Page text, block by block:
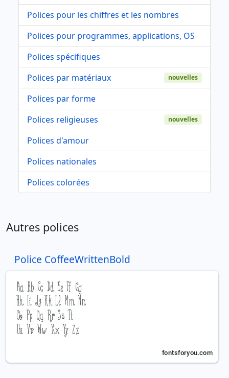
Polices pour les chiffres et les nombres
Polices pour programmes, applications, OS
Polices spécifiques
Polices par matériaux
nouvelles
Polices par forme
Polices religieuses
nouvelles
Polices d'amour
Polices nationales
Polices colorées
Autres polices
Police CoffeeWrittenBold